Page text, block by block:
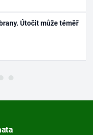
Útočit může téměř